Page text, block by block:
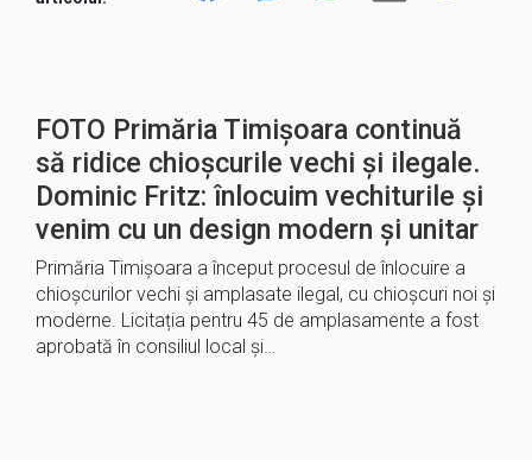
FOTO Primăria Timișoara continuă
să ridice chioșcurile vechi și ilegale.
Dominic Fritz: înlocuim vechiturile și
venim cu un design modern și unitar
Primăria Timișoara a început procesul de înlocuire a
chioșcurilor vechi și amplasate ilegal, cu chioșcuri noi și
moderne. Licitația pentru 45 de amplasamente a fost
aprobată în consiliul local și…